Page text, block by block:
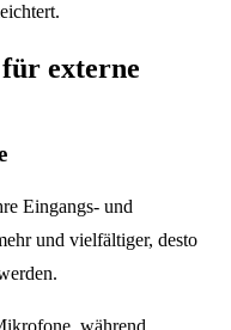
externe
Eingangs- und
und vielfältiger, desto
während